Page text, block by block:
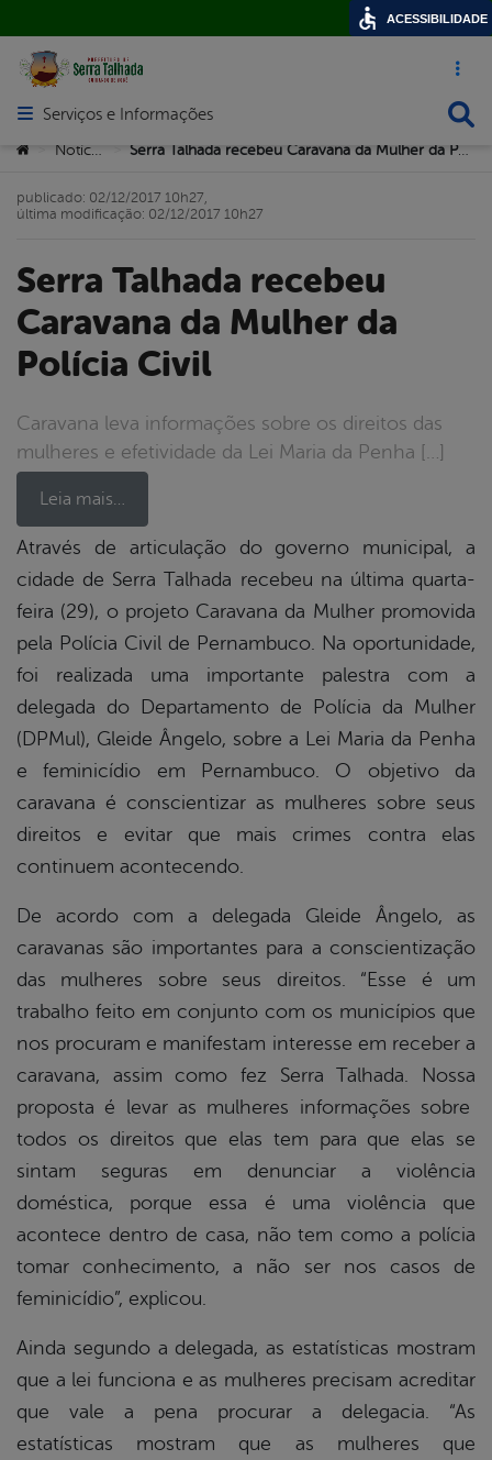
Acesso
Abrir menu principal de navegação
Serviços e Informações
Você está aqui:
> Notícias > Serra Talhada recebeu Caravana da Mulher da Polícia Civil
Serra Talhada recebeu
Caravana da Mulher da
Polícia Civil
Caravana leva informações sobre os direitos das
mulheres e efetividade da Lei Maria da Penha […]
Leia mais…
publicado: 02/12/2017 10h27,
última modificação: 02/12/2017 10h27
Através de articulação do governo municipal, a
cidade de Serra Talhada recebeu na última quarta-
feira (29), o projeto Caravana da Mulher promovida
pela Polícia Civil de Pernambuco. Na oportunidade,
foi realizada uma importante palestra com a
delegada do Departamento de Polícia da Mulher
(DPMul), Gleide Ângelo, sobre a Lei Maria da Penha
e feminicídio em Pernambuco. O objetivo da
caravana é conscientizar as mulheres sobre seus
direitos e evitar que mais crimes contra elas
continuem acontecendo.
De acordo com a delegada Gleide Ângelo, as
caravanas são importantes para a conscientização
das mulheres sobre seus direitos. “Esse é um
trabalho feito em conjunto com os municípios que
nos procuram e manifestam interesse em receber a
caravana, assim como fez Serra Talhada. Nossa
proposta é levar as mulheres informações sobre
todos os direitos que elas tem para que elas se
sintam seguras em denunciar a violência
doméstica, porque essa é uma violência que
acontece dentro de casa, não tem como a polícia
tomar conhecimento, a não ser nos casos de
feminicídio”, explicou.
Ainda segundo a delegada, as estatísticas mostram
que a lei funciona e as mulheres precisam acreditar
que vale a pena procurar a delegacia. “As
estatísticas mostram que as mulheres que
ACESSIBILIDADE